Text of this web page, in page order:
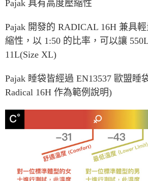
Pajak 具有高度壓縮性
Pajak 開發的 RADICAL 16H 兼具
縮性，以 1:50 的比率，可以讓
11L(Size XL)
Pajak 睡袋皆經過 EN13537 歐盟睡
Radical 16H 作為範例說明)